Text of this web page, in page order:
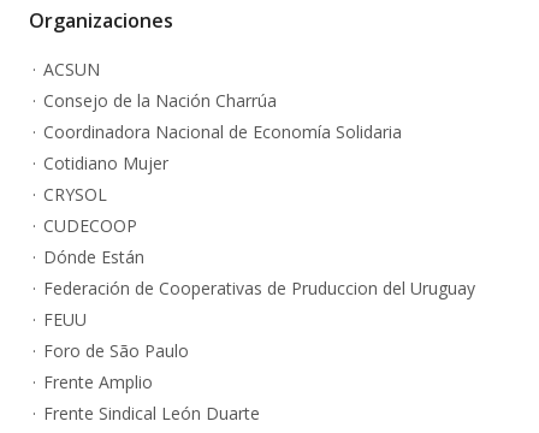
Organizaciones
ACSUN
Consejo de la Nación Charrúa
Coordinadora Nacional de Economía Solidaria
Cotidiano Mujer
CRYSOL
CUDECOOP
Dónde Están
Federación de Cooperativas de Pruduccion del Uruguay
FEUU
Foro de São Paulo
Frente Amplio
Frente Sindical León Duarte